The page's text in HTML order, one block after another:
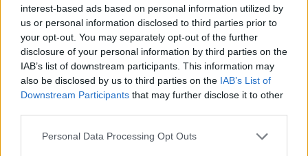
interest-based ads based on personal information utilized by
us or personal information disclosed to third parties prior to
your opt-out. You may separately opt-out of the further
disclosure of your personal information by third parties on the
IAB’s list of downstream participants. This information may
also be disclosed by us to third parties on the IAB’s List of
Downstream Participants that may further disclose it to other
Personal Data Processing Opt Outs
είναι γεμάτο αρχαίους θησαυρούς